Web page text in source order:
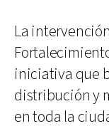
La
iniciativa que
distribución y
en toda la